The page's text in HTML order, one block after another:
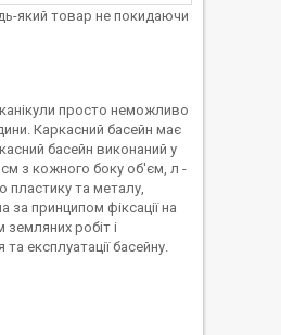
який товар не покидаючи
просто неможливо
Каркасний басейн має
басейн виконаний у
см з кожного боку об'єм, л -
пластику та металу,
за принципом фіксації на
робіт і
експлуатації басейну.